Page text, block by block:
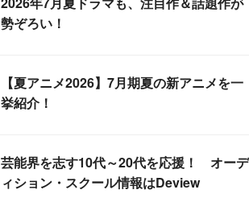
勢ぞろい！
【夏アニメ2026】7月期夏の新アニメを一
挙紹介！
芸能界を志す10代～20代を応援！ オーデ
ィション・スクール情報はDeview